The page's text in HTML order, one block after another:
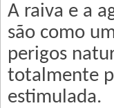
A raiva e a
são como
perigos
totalmente
estimulada.